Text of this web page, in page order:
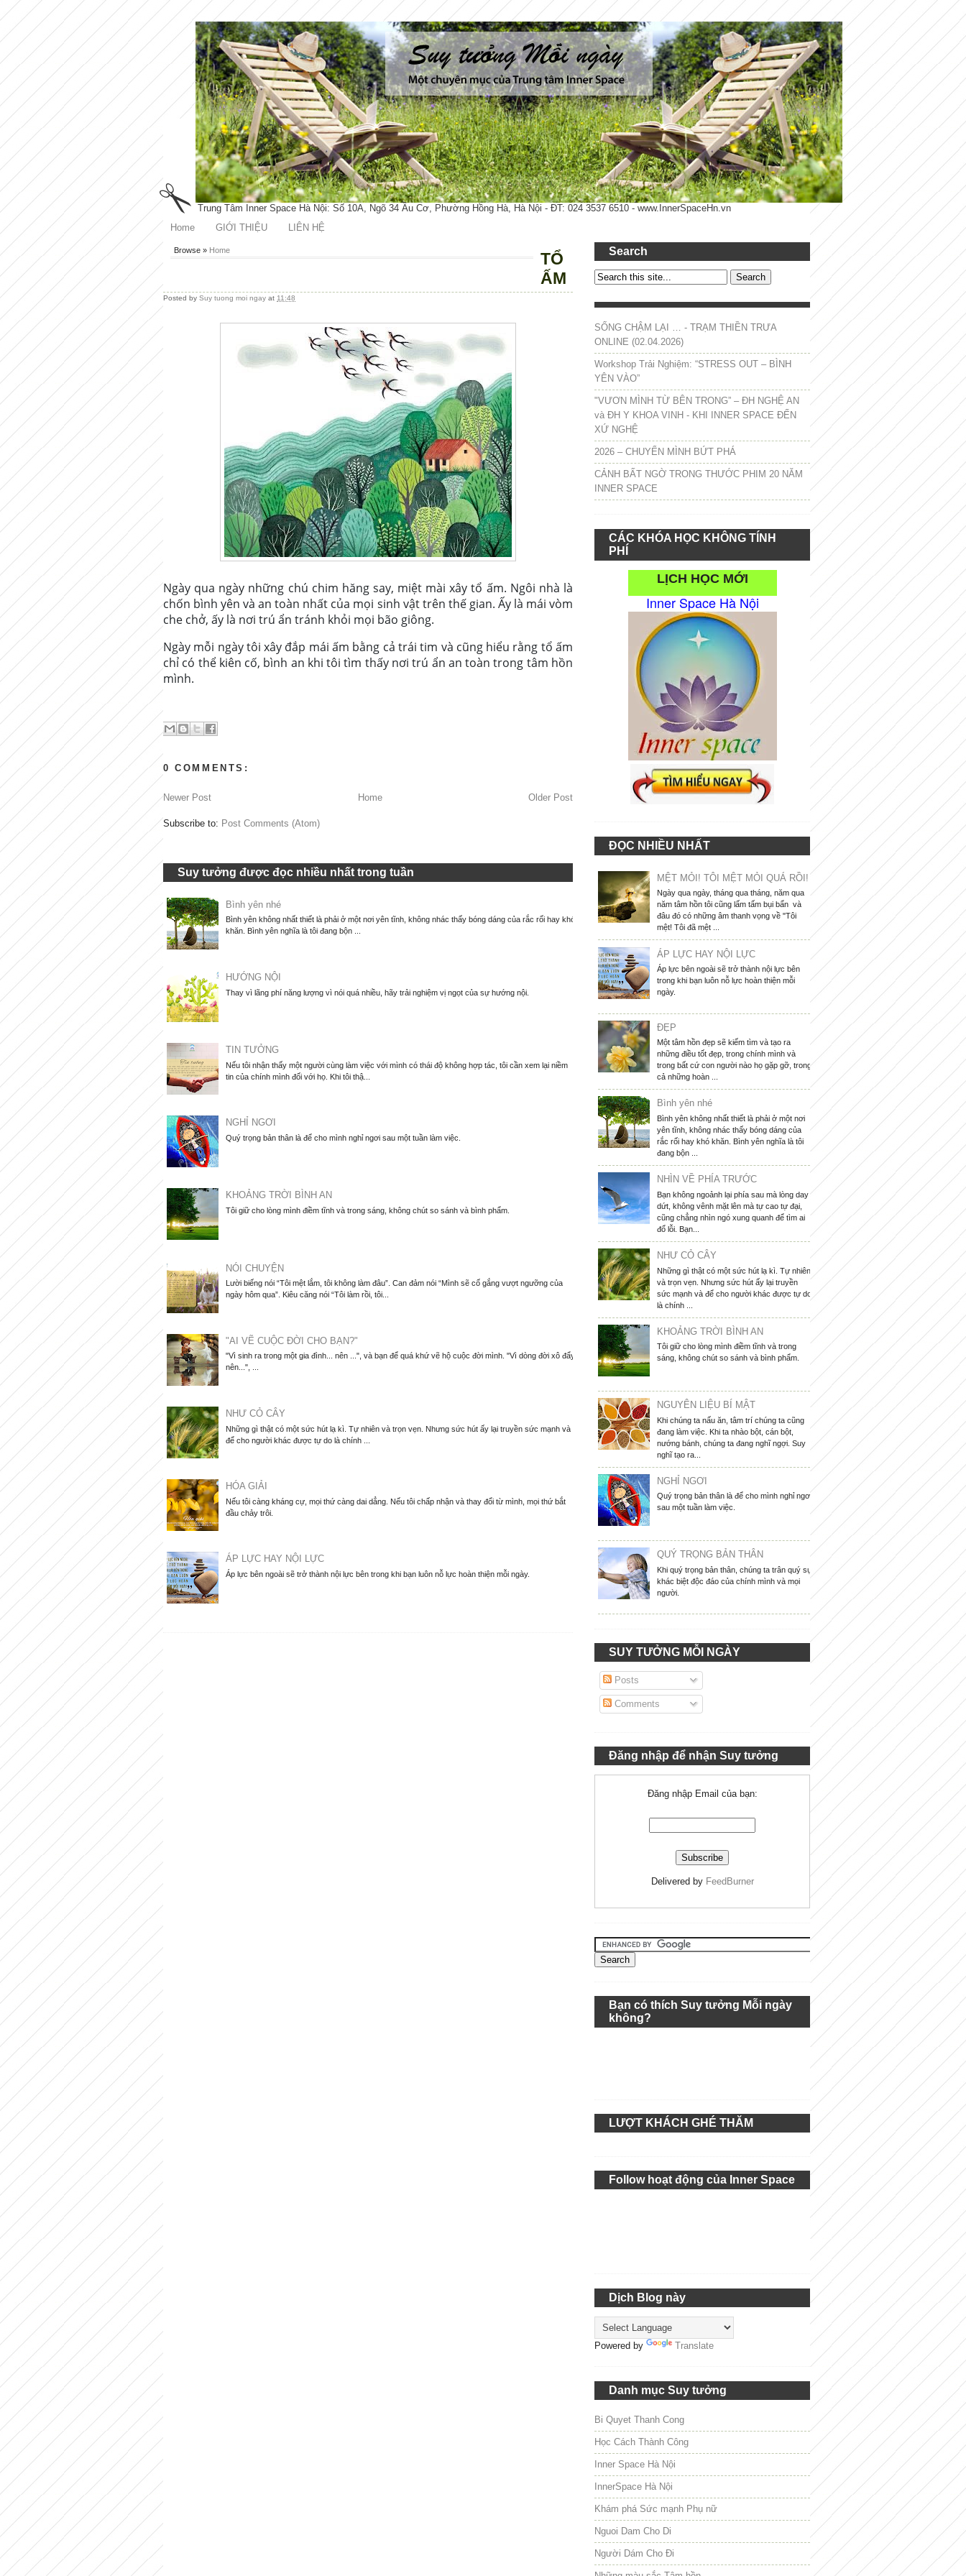
Trung Tâm Inner Space Hà Nội: Số 10A, Ngõ 34 Âu Cơ, Phường Hồng Hà, Hà Nội - ĐT: 024 3537 6510 - www.InnerSpaceHn.vn
Home
GIỚI THIỆU LIÊN HỆ
Browse » Home
TỔ
ẤM
Posted by Suy tuong moi ngay at 11:48
Ngày qua ngày những chú chim hăng say, miệt mài xây tổ ấm. Ngôi nhà là
chốn bình yên và an toàn nhất của mọi sinh vật trên thế gian. Ấy là mái vòm
che chở, ấy là nơi trú ẩn tránh khỏi mọi bão giông.
Ngày mỗi ngày tôi xây đắp mái ấm bằng cả trái tim và cũng hiểu rằng tổ ấm
chỉ có thể kiên cố, bình an khi tôi tìm thấy nơi trú ẩn an toàn trong tâm hồn
mình.
0 COMMENTS:
Newer Post Older Post
Home
Subscribe to: Post Comments (Atom)
Suy tưởng được đọc nhiều nhất trong tuần
Bình yên nhé
Bình yên không nhất thiết là phải ở một nơi yên tĩnh, không nhác thấy bóng dáng của rắc rối hay khó
khăn. Bình yên nghĩa là tôi đang bộn ...
HƯỚNG NỘI
Thay vì lãng phí năng lượng vì nói quá nhiều, hãy trải nghiệm vị ngọt của sự hướng nội.
TIN TƯỞNG
Nếu tôi nhận thấy một người cùng làm việc với mình có thái độ không hợp tác, tôi cần xem lại niềm
tin của chính mình đối với họ. Khi tôi thậ...
NGHỈ NGƠI
Quý trọng bản thân là để cho mình nghỉ ngơi sau một tuần làm việc.
KHOẢNG TRỜI BÌNH AN
Tôi giữ cho lòng mình điềm tĩnh và trong sáng, không chút so sánh và bình phẩm.
NÓI CHUYỆN
Lười biếng nói “Tôi mệt lắm, tôi không làm đâu”. Can đảm nói “Mình sẽ cố gắng vượt ngưỡng của
ngày hôm qua”. Kiêu căng nói “Tôi làm rồi, tôi...
"AI VẼ CUỘC ĐỜI CHO BẠN?"
"Vì sinh ra trong một gia đình... nên ...", và bạn để quá khứ vẽ hộ cuộc đời mình. "Vì dòng đời xô đẩy
nên...", ...
NHƯ CỎ CÂY
Những gì thật có một sức hút lạ kì. Tự nhiên và trọn vẹn. Nhưng sức hút ấy lại truyền sức mạnh và
để cho người khác được tự do là chính ...
HÓA GIẢI
Nếu tôi càng kháng cự, mọi thứ càng dai dẳng. Nếu tôi chấp nhận và thay đổi từ mình, mọi thứ bắt
đầu chảy trôi.
ÁP LỰC HAY NỘI LỰC
Áp lực bên ngoài sẽ trở thành nội lực bên trong khi bạn luôn nỗ lực hoàn thiện mỗi ngày.
Search
SỐNG CHẬM LẠI … - TRẠM THIỀN TRƯA
ONLINE (02.04.2026)
Workshop Trải Nghiệm: “STRESS OUT – BÌNH
YÊN VÀO”
"VƯƠN MÌNH TỪ BÊN TRONG” – ĐH NGHỆ AN
và ĐH Y KHOA VINH - KHI INNER SPACE ĐẾN
XỨ NGHỆ
2026 – CHUYỂN MÌNH BỨT PHÁ
CẢNH BẤT NGỜ TRONG THƯỚC PHIM 20 NĂM
INNER SPACE
CÁC KHÓA HỌC KHÔNG TÍNH
PHÍ
LỊCH HỌC MỚI
Inner Space Hà Nội
ĐỌC NHIỀU NHẤT
MỆT MỎI! TÔI MỆT MỎI QUÁ RỒI!
Ngày qua ngày, tháng qua tháng, năm qua
năm tâm hồn tôi cũng lấm tấm bụi bẩn và
đâu đó có những âm thanh vọng về "Tôi
mệt! Tôi đã mệt ...
ÁP LỰC HAY NỘI LỰC
Áp lực bên ngoài sẽ trở thành nội lực bên
trong khi bạn luôn nỗ lực hoàn thiện mỗi
ngày.
ĐẸP
Một tâm hồn đẹp sẽ kiếm tìm và tạo ra
những điều tốt đẹp, trong chính mình và
trong bất cứ con người nào họ gặp gỡ, trong
cả những hoàn ...
Bình yên nhé
Bình yên không nhất thiết là phải ở một nơi
yên tĩnh, không nhác thấy bóng dáng của
rắc rối hay khó khăn. Bình yên nghĩa là tôi
đang bộn ...
NHÌN VỀ PHÍA TRƯỚC
Bạn không ngoảnh lại phía sau mà lòng day
dứt, không vênh mặt lên mà tự cao tự đại,
cũng chẳng nhìn ngó xung quanh để tìm ai
đổ lỗi. Bạn...
NHƯ CỎ CÂY
Những gì thật có một sức hút lạ kì. Tự nhiên
và trọn vẹn. Nhưng sức hút ấy lại truyền
sức mạnh và để cho người khác được tự do
là chính ...
KHOẢNG TRỜI BÌNH AN
Tôi giữ cho lòng mình điềm tĩnh và trong
sáng, không chút so sánh và bình phẩm.
NGUYÊN LIỆU BÍ MẬT
Khi chúng ta nấu ăn, tâm trí chúng ta cũng
đang làm việc. Khi ta nhào bột, cán bột,
nướng bánh, chúng ta đang nghĩ ngợi. Suy
nghĩ tạo ra...
NGHỈ NGƠI
Quý trọng bản thân là để cho mình nghỉ ngơi
sau một tuần làm việc.
QUÝ TRỌNG BẢN THÂN
Khi quý trọng bản thân, chúng ta trân quý sự
khác biệt độc đáo của chính mình và mọi
người.
SUY TƯỞNG MỖI NGÀY
Posts
Comments
Đăng nhập để nhận Suy tưởng
Đăng nhập Email của bạn:
Delivered by FeedBurner
Bạn có thích Suy tưởng Mỗi ngày
không?
LƯỢT KHÁCH GHÉ THĂM
Follow hoạt động của Inner Space
Dịch Blog này
Powered by Translate
Danh mục Suy tưởng
Bi Quyet Thanh Cong
Học Cách Thành Công
Inner Space Hà Nội
InnerSpace Hà Nội
Khám phá Sức mạnh Phụ nữ
Nguoi Dam Cho Di
Người Dám Cho Đi